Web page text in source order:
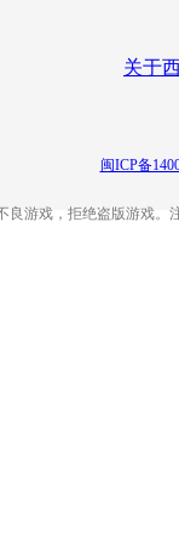
关于
闽ICP备
良游戏，拒绝盗版游戏。